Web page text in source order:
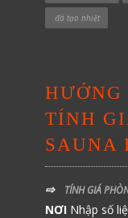
đá tạo nhiệt
TÍNH
SAUNA
⇨ TÍNH GIÁ
NƠI Nhập số